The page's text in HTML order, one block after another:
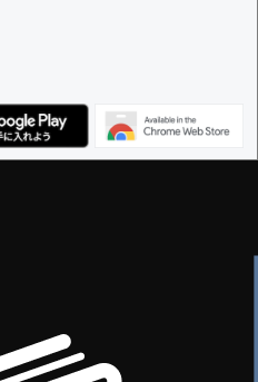
持つユーザー -